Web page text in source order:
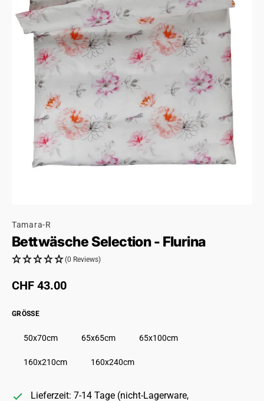
Tamara-R
Bettwäsche Selection - Flurina
(0 Reviews)
Regulärer Preis
CHF 43.00
GRÖSSE
50x70cm 65x65cm 65x100cm
160x210cm 160x240cm
Lieferzeit: 7-14 Tage (nicht-Lagerware,